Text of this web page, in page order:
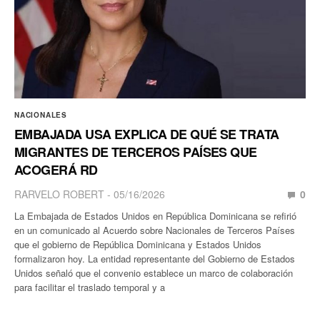
NACIONALES
EMBAJADA USA EXPLICA DE QUÉ SE TRATA
MIGRANTES DE TERCEROS PAÍSES QUE
ACOGERÁ RD
RARVELO ROBERT 05/16/2026 0
La Embajada de Estados Unidos en República Dominicana se refirió
en un comunicado al Acuerdo sobre Nacionales de Terceros Países
que el gobierno de República Dominicana y Estados Unidos
formalizaron hoy. La entidad representante del Gobierno de Estados
Unidos señaló que el convenio establece un marco de colaboración
para facilitar el traslado temporal y a